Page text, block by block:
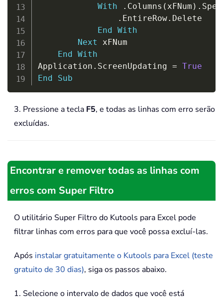
With
. Columns ( xFNum ) .
. EntireRow. Delete
End
With
Next xFNum
End
With
Application . ScreenUpdating = True
End
Sub
3. Pressione a tecla F5, e todas as linhas com erro serão
excluídas.
Encontrar e remover todas as linhas com
erros com Super Filtro
O utilitário Super Filtro do Kutools para Excel pode
filtrar linhas com erros para que você possa excluí-las.
Após instalar gratuitamente o Kutools para Excel (teste
gratuito de 30 dias), siga os passos abaixo.
1. Selecione o intervalo de dados que você está